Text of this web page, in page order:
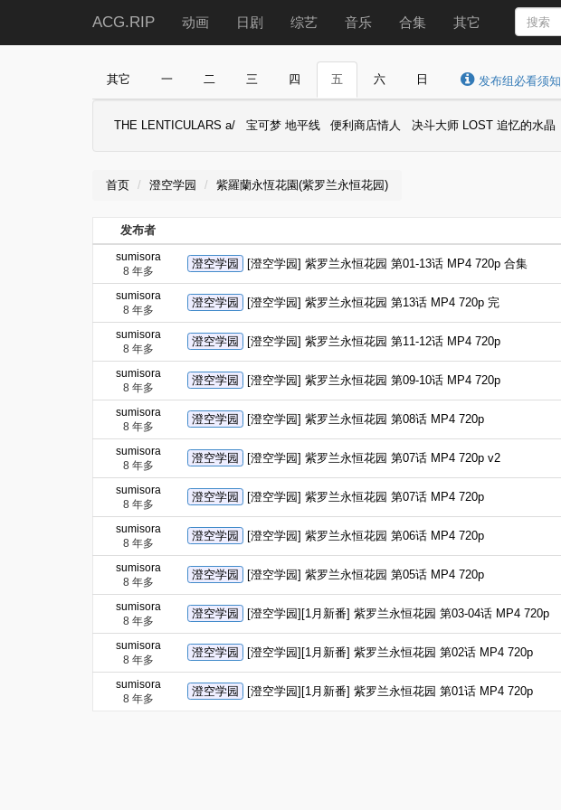
ACG.RIP 动画 日剧 综艺 音乐 合集 其它
其它 一 二 三 四 五 六 日 发布组必看须知
THE LENTICULARS a/ 宝可梦 地平线 便利商店情人 决斗大师 LOST 追忆的水晶
首页 澄空学园 紫羅蘭永恆花園(紫罗兰永恒花园)
发布者
sumisora
8 年多
澄空学园 [澄空学园] 紫罗兰永恒花园 第01-13话 MP4 720p 合集
sumisora
8 年多
澄空学园 [澄空学园] 紫罗兰永恒花园 第13话 MP4 720p 完
sumisora
8 年多
澄空学园 [澄空学园] 紫罗兰永恒花园 第11-12话 MP4 720p
sumisora
8 年多
澄空学园 [澄空学园] 紫罗兰永恒花园 第09-10话 MP4 720p
sumisora
8 年多
澄空学园 [澄空学园] 紫罗兰永恒花园 第08话 MP4 720p
sumisora
8 年多
澄空学园 [澄空学园] 紫罗兰永恒花园 第07话 MP4 720p v2
sumisora
8 年多
澄空学园 [澄空学园] 紫罗兰永恒花园 第07话 MP4 720p
sumisora
8 年多
澄空学园 [澄空学园] 紫罗兰永恒花园 第06话 MP4 720p
sumisora
8 年多
澄空学园 [澄空学园] 紫罗兰永恒花园 第05话 MP4 720p
sumisora
8 年多
澄空学园 [澄空学园][1月新番] 紫罗兰永恒花园 第03-04话 MP4 720p
sumisora
8 年多
澄空学园 [澄空学园][1月新番] 紫罗兰永恒花园 第02话 MP4 720p
sumisora
8 年多
澄空学园 [澄空学园][1月新番] 紫罗兰永恒花园 第01话 MP4 720p